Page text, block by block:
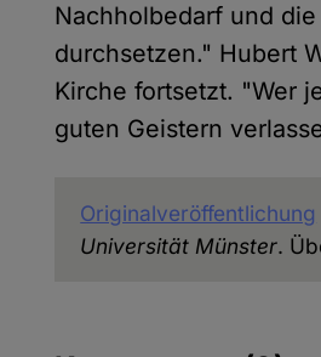
Nachholbedarf und
durchsetzen." Hubert
Kirche fortsetzt. "Wer
guten Geistern
Originalveröffentlichung
Universität Münster.